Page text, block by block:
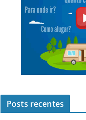
Posts recentes